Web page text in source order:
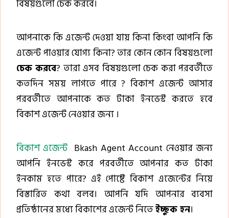
বিষয়গুলো চেক করবে।
আপনাকে কি এজেন্ট দেওয়া যায় কিনা কিংবা আপনি কি
এজেন্ট পাওয়ার যোগ্য কিনা? তার কোন কোন বিষয়গুলো
চেক করবে? তারা এসব বিষয়গুলো চেক করা পরবর্তীতে
কতদিন সময় লাগতে পারে ? বিকাশ এজেন্ট আসার
পরবর্তীতে আপনাকে কত টাকা ইনভেস্ট করতে হবে
বিকাশ এজেন্ট নেওয়ার জন্য ।
বিকাশ এজেন্টBkash Agent Account নেওয়ার জন্য
আপনি ইনভেস্ট করে পরবর্তীতে আপনার কত টাকা
ইনকাম হতে পারে? এই পোষ্টে বিকাশ এজেন্টের নিয়ে
বিস্তারিত কথা বলব। আপনি যদি আপনার ব্যবসা
প্রতিষ্ঠানের মধ্যে বিকাশের এজেন্ট নিতেইচ্ছুক হন।